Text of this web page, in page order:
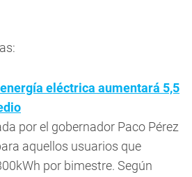
eléctrica aumentará 5,5
por el gobernador Paco Pérez
aquellos usuarios que
por bimestre. Según